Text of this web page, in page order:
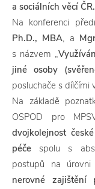
a sociálních věcí ČR.
Na konferenci
Ph.D., MBA, a
s názvem „
jiné osoby
posluchače s dílčími
Na základě
OSPOD pro
dvojkolejnost
péče spolu s
postupů na
nerovné zajištění